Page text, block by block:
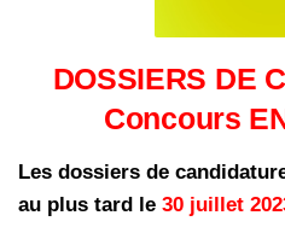
DOSSIERS DE
Concours
Les dossiers de
au plus tard le 30 juillet